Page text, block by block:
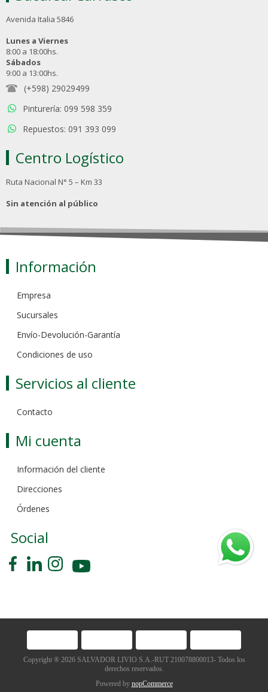
Avenida Italia 5846
Lunes a Viernes
8:00 a 18:00hs.
Sábados
9:00 a 13:00hs.
(+598) 29029499
Pinturería: 099 598 359
Repuestos: 091 393 099
Centro Logístico
Ruta Nacional N° 5 – Km 33
Sin atención al público
Información
Empresa
Sucursales
Envío-Devolución-Garantía
Condiciones de uso
Servicios al cliente
Contacto
Mi cuenta
Información del cliente
Direcciones
Órdenes
Social
Copyright ® 2026 SALVADOR LIVIO S.A.-RUT 210078800013- Todos los
derechos reservados.
Powered by nopCommerce